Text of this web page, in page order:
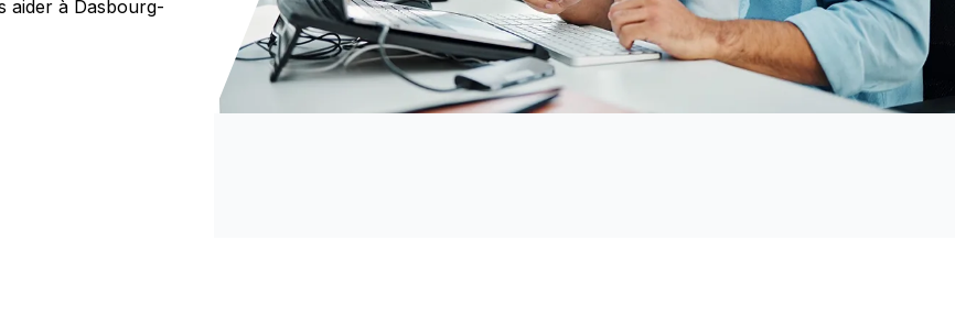
aider à Dasbourg-